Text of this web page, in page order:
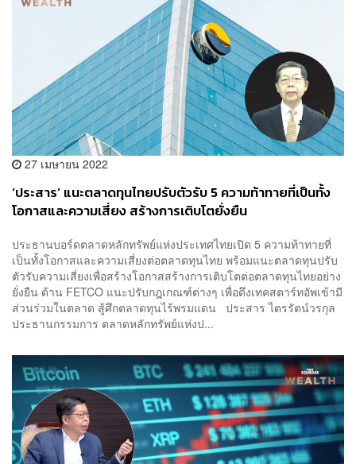
27 เมษายน 2022
‘ประสาร’ แนะตลาดทุนไทยปรับตัวรับ 5 ความท้าทายที่เป็นทั้ง
โอกาสและความเสี่ยง สร้างการเติบโตยั่งยืน
ประธานบอร์ดตลาดหลักทรัพย์แห่งประเทศไทยเปิด 5 ความท้าทายที่
เป็นทั้งโอกาสและความเสี่ยงต่อตลาดทุนไทย พร้อมแนะตลาดทุนปรับ
ตัวรับความเสี่ยงเพื่อสร้างโอกาสสร้างการเติบโตต่อตลาดทุนไทยอย่าง
ยั่งยืน ด้าน FETCO แนะปรับกฎเกณฑ์ต่างๆ เพื่อดึงเทคสตาร์ทอัพเข้ามี
ส่วนร่วมในตลาด สู้ศึกตลาดทุนไร้พรมแดน ประสาร ไตรรัตน์วรกุล
ประธานกรรมการ ตลาดหลักทรัพย์แห่งป...